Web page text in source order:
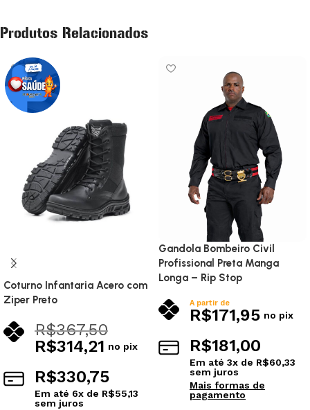
Produtos Relacionados
Coturno Infantaria Acero com
Ziper Preto
R$367,50
R$314,21 no pix
R$330,75
Em até 6x de R$55,13
sem juros
Gandola Bombeiro Civil
Profissional Preta Manga
Longa – Rip Stop
A partir de
R$171,95 no pix
R$181,00
Em até 3x de R$60,33
sem juros
Mais formas de
pagamento